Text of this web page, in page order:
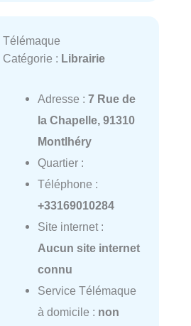
Télémaque
Catégorie : Librairie
Adresse : 7 Rue de
la Chapelle, 91310
Montlhéry
Quartier :
Téléphone :
+33169010284
Site internet :
Aucun site internet
connu
Service Télémaque
à domicile : non